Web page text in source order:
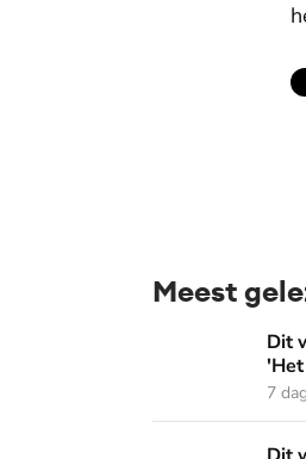
Meest
Dit weekend in
Dit
7